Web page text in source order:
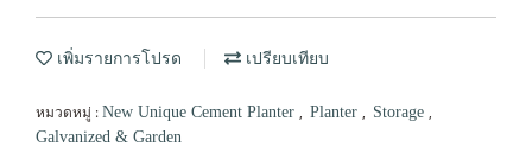
เพิ่มรายการโปรด เปรียบเทียบ
หมวดหมู่ : New Unique Cement Planter , Planter , Storage ,
Galvanized & Garden